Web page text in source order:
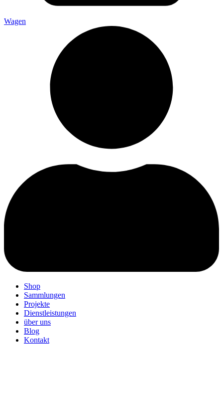
Wagen
Shop
Sammlungen
Projekte
Dienstleistungen
über uns
Blog
Kontakt